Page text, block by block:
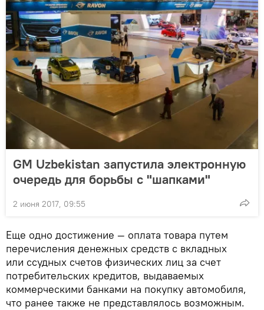
GM Uzbekistan запустила электронную
очередь для борьбы с "шапками"
2 июня 2017, 09:55
Еще одно достижение — оплата товара путем
перечисления денежных средств с вкладных
или ссудных счетов физических лиц за счет
потребительских кредитов, выдаваемых
коммерческими банками на покупку автомобиля,
что ранее также не представлялось возможным.